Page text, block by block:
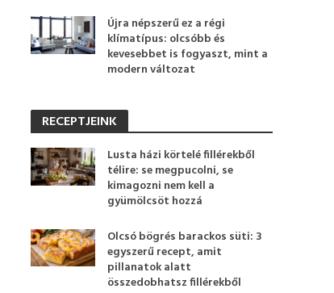
Újra népszerű ez a régi
klímatípus: olcsóbb és
kevesebbet is fogyaszt, mint a
modern változat
RECEPTJEINK
Lusta házi körtelé fillérekből
télire: se megpucolni, se
kimagozni nem kell a
gyümölcsöt hozzá
Olcsó bögrés barackos süti: 3
egyszerű recept, amit
pillanatok alatt
összedobhatsz fillérekből